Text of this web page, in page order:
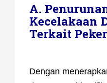
A.
Kecelakaan
Terkait
Dengan